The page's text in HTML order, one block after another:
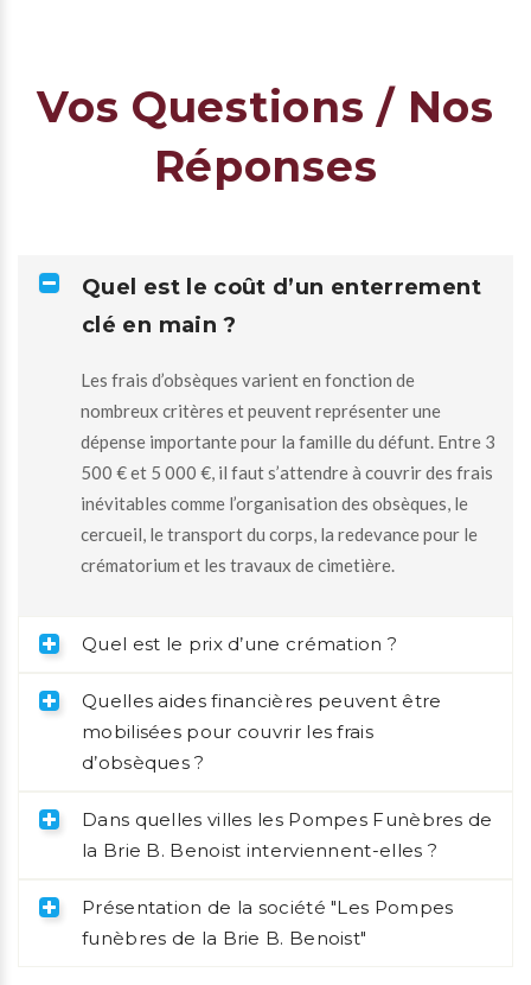
Vos Questions / Nos
Réponses
Quel est le coût d’un enterrement
clé en main ?
Les frais d’obsèques varient en fonction de
nombreux critères et peuvent représenter une
dépense importante pour la famille du défunt. Entre 3
500 € et 5 000 €, il faut s’attendre à couvrir des frais
inévitables comme l’organisation des obsèques, le
cercueil, le transport du corps, la redevance pour le
crématorium et les travaux de cimetière.
Quel est le prix d’une crémation ?
Quelles aides financières peuvent être
mobilisées pour couvrir les frais
d’obsèques ?
Dans quelles villes les Pompes Funèbres de
la Brie B. Benoist interviennent-elles ?
Présentation de la société "Les Pompes
funèbres de la Brie B. Benoist"